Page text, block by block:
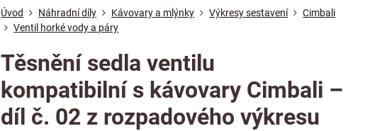
Úvod Náhradní díly Kávovary a mlýnky Výkresy sestavení
Cimbali
Ventil horké vody a páry
Těsnění sedla ventilu
kompatibilní s kávovary Cimbali –
díl č. 02 z rozpadového výkresu